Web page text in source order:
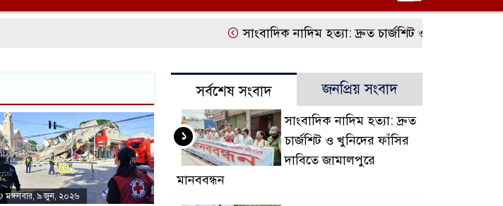
সাংবাদিক নাদিম হত্যা: দ্রুত চার্জশিট ও খুনিদের ফাঁসির
মঙ্গলবার, ৯ জুন, ২০২৬
সর্বশেষ সংবাদ জনপ্রিয় সংবাদ
সাংবাদিক নাদিম হত্যা: দ্রুত
চার্জশিট ও খুনিদের ফাঁসির
দাবিতে জামালপুরে
মানববন্ধন
১